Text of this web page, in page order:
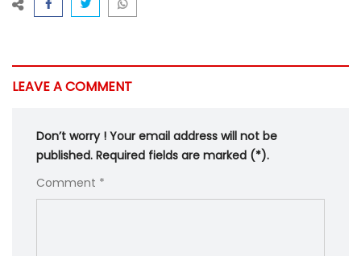
LEAVE A COMMENT
Don’t worry ! Your email address will not be
published. Required fields are marked (*).
Comment *